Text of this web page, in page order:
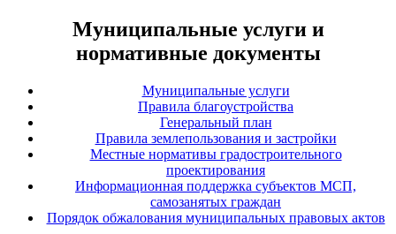
Муниципальные услуги и
нормативные документы
Муниципальные услуги
Правила благоустройства
Генеральный план
Правила землепользования и застройки
Местные нормативы градостроительного
проектирования
Информационная поддержка субъектов МСП,
самозанятых граждан
Порядок обжалования муниципальных правовых актов